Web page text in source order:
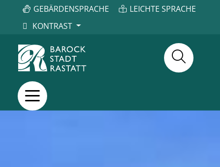
GEBÄRDENSPRACHE
LEICHTE SPRACHE
KONTRAST